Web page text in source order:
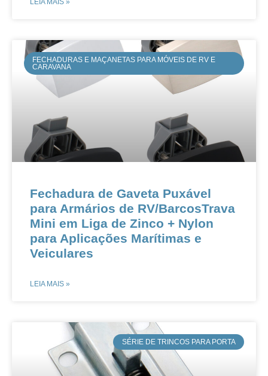
LEIA MAIS »
FECHADURAS E MAÇANETAS PARA MÓVEIS DE RV E
CARAVANA
Fechadura de Gaveta Puxável
para Armários de RV/BarcosTrava
Mini em Liga de Zinco + Nylon
para Aplicações Marítimas e
Veiculares
LEIA MAIS »
​SÉRIE DE TRINCOS PARA PORTA